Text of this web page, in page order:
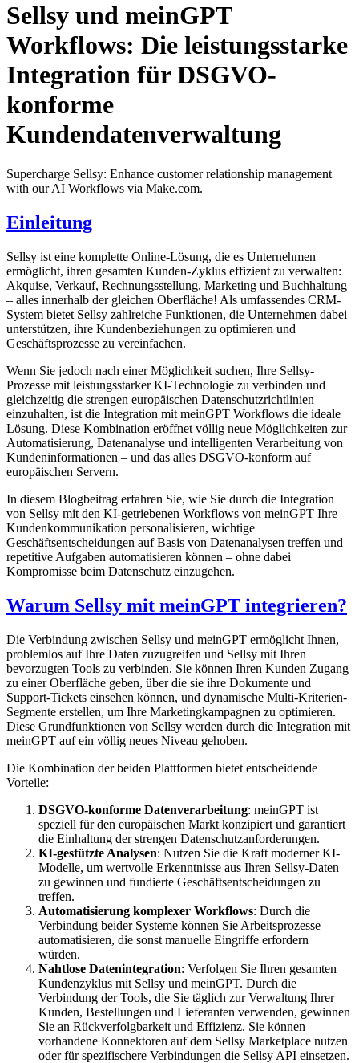
Sellsy und meinGPT
Workflows: Die leistungsstarke
Integration für DSGVO-
konforme
Kundendatenverwaltung
Supercharge Sellsy: Enhance customer relationship management
with our AI Workflows via Make.com.
Einleitung
Sellsy ist eine komplette Online-Lösung, die es Unternehmen
ermöglicht, ihren gesamten Kunden-Zyklus effizient zu verwalten:
Akquise, Verkauf, Rechnungsstellung, Marketing und Buchhaltung
– alles innerhalb der gleichen Oberfläche! Als umfassendes CRM-
System bietet Sellsy zahlreiche Funktionen, die Unternehmen dabei
unterstützen, ihre Kundenbeziehungen zu optimieren und
Geschäftsprozesse zu vereinfachen.
Wenn Sie jedoch nach einer Möglichkeit suchen, Ihre Sellsy-
Prozesse mit leistungsstarker KI-Technologie zu verbinden und
gleichzeitig die strengen europäischen Datenschutzrichtlinien
einzuhalten, ist die Integration mit meinGPT Workflows die ideale
Lösung. Diese Kombination eröffnet völlig neue Möglichkeiten zur
Automatisierung, Datenanalyse und intelligenten Verarbeitung von
Kundeninformationen – und das alles DSGVO-konform auf
europäischen Servern.
In diesem Blogbeitrag erfahren Sie, wie Sie durch die Integration
von Sellsy mit den KI-getriebenen Workflows von meinGPT Ihre
Kundenkommunikation personalisieren, wichtige
Geschäftsentscheidungen auf Basis von Datenanalysen treffen und
repetitive Aufgaben automatisieren können – ohne dabei
Kompromisse beim Datenschutz einzugehen.
Warum Sellsy mit meinGPT integrieren?
Die Verbindung zwischen Sellsy und meinGPT ermöglicht Ihnen,
problemlos auf Ihre Daten zuzugreifen und Sellsy mit Ihren
bevorzugten Tools zu verbinden. Sie können Ihren Kunden Zugang
zu einer Oberfläche geben, über die sie ihre Dokumente und
Support-Tickets einsehen können, und dynamische Multi-Kriterien-
Segmente erstellen, um Ihre Marketingkampagnen zu optimieren.
Diese Grundfunktionen von Sellsy werden durch die Integration mit
meinGPT auf ein völlig neues Niveau gehoben.
Die Kombination der beiden Plattformen bietet entscheidende
Vorteile:
DSGVO-konforme Datenverarbeitung: meinGPT ist
speziell für den europäischen Markt konzipiert und garantiert
die Einhaltung der strengen Datenschutzanforderungen.
KI-gestützte Analysen: Nutzen Sie die Kraft moderner KI-
Modelle, um wertvolle Erkenntnisse aus Ihren Sellsy-Daten
zu gewinnen und fundierte Geschäftsentscheidungen zu
treffen.
Automatisierung komplexer Workflows: Durch die
Verbindung beider Systeme können Sie Arbeitsprozesse
automatisieren, die sonst manuelle Eingriffe erfordern
würden.
Nahtlose Datenintegration: Verfolgen Sie Ihren gesamten
Kundenzyklus mit Sellsy und meinGPT. Durch die
Verbindung der Tools, die Sie täglich zur Verwaltung Ihrer
Kunden, Bestellungen und Lieferanten verwenden, gewinnen
Sie an Rückverfolgbarkeit und Effizienz. Sie können
vorhandene Konnektoren auf dem Sellsy Marketplace nutzen
oder für spezifischere Verbindungen die Sellsy API einsetzen.